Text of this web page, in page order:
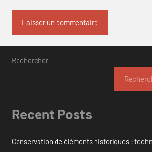
Rechercher
Recent Posts
Conservation de éléments historiques :